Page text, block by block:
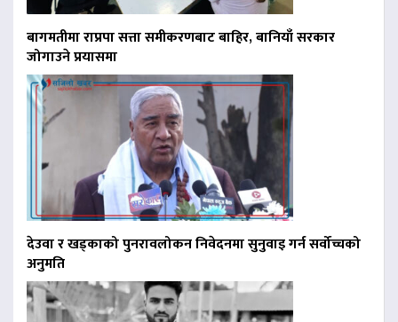
बागमतीमा राप्रपा सत्ता समीकरणबाट बाहिर, बानियाँ सरकार
जोगाउने प्रयासमा
देउवा र खड्काको पुनरावलोकन निवेदनमा सुनुवाइ गर्न सर्वोच्चको
अनुमति